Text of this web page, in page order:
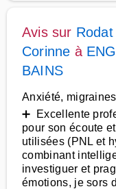
Avis sur
Corinne à
BAINS
Anxiété, migraines
➕ Excellente
pour son écoute
utilisées (PNL et
combinant
investiguer et
émotions, je sors